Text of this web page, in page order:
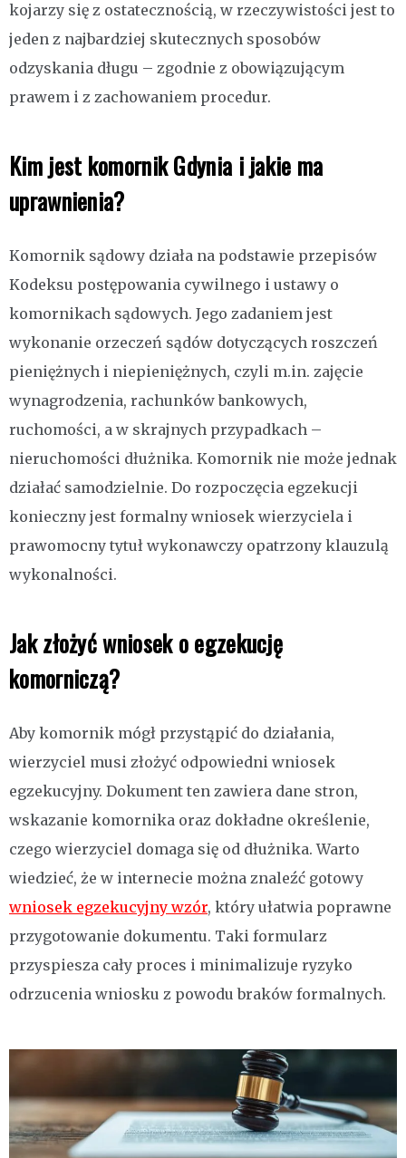
kojarzy się z ostatecznością, w rzeczywistości jest to
jeden z najbardziej skutecznych sposobów
odzyskania długu – zgodnie z obowiązującym
prawem i z zachowaniem procedur.
Kim jest komornik Gdynia i jakie ma
uprawnienia?
Komornik sądowy działa na podstawie przepisów
Kodeksu postępowania cywilnego i ustawy o
komornikach sądowych. Jego zadaniem jest
wykonanie orzeczeń sądów dotyczących roszczeń
pieniężnych i niepieniężnych, czyli m.in. zajęcie
wynagrodzenia, rachunków bankowych,
ruchomości, a w skrajnych przypadkach –
nieruchomości dłużnika. Komornik nie może jednak
działać samodzielnie. Do rozpoczęcia egzekucji
konieczny jest formalny wniosek wierzyciela i
prawomocny tytuł wykonawczy opatrzony klauzulą
wykonalności.
Jak złożyć wniosek o egzekucję
komorniczą?
Aby komornik mógł przystąpić do działania,
wierzyciel musi złożyć odpowiedni wniosek
egzekucyjny. Dokument ten zawiera dane stron,
wskazanie komornika oraz dokładne określenie,
czego wierzyciel domaga się od dłużnika. Warto
wiedzieć, że w internecie można znaleźć gotowy
wniosek egzekucyjny wzór, który ułatwia poprawne
przygotowanie dokumentu. Taki formularz
przyspiesza cały proces i minimalizuje ryzyko
odrzucenia wniosku z powodu braków formalnych.